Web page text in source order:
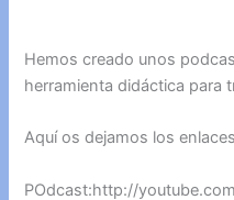
Hemos creado unos
herramienta didáctica para
Aquí os dejamos los
POdcast:http://youtube.com